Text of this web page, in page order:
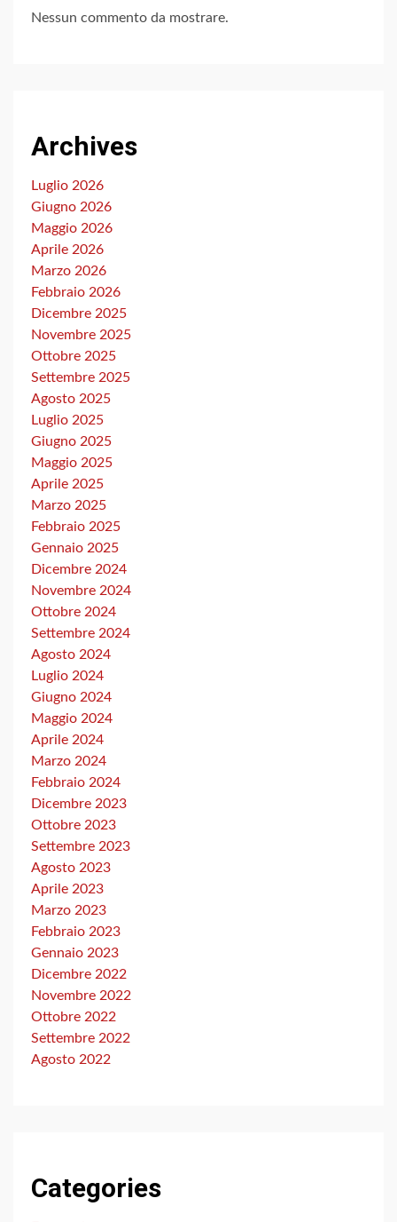
Nessun commento da mostrare.
Archives
Luglio 2026
Giugno 2026
Maggio 2026
Aprile 2026
Marzo 2026
Febbraio 2026
Dicembre 2025
Novembre 2025
Ottobre 2025
Settembre 2025
Agosto 2025
Luglio 2025
Giugno 2025
Maggio 2025
Aprile 2025
Marzo 2025
Febbraio 2025
Gennaio 2025
Dicembre 2024
Novembre 2024
Ottobre 2024
Settembre 2024
Agosto 2024
Luglio 2024
Giugno 2024
Maggio 2024
Aprile 2024
Marzo 2024
Febbraio 2024
Dicembre 2023
Ottobre 2023
Settembre 2023
Agosto 2023
Aprile 2023
Marzo 2023
Febbraio 2023
Gennaio 2023
Dicembre 2022
Novembre 2022
Ottobre 2022
Settembre 2022
Agosto 2022
Categories